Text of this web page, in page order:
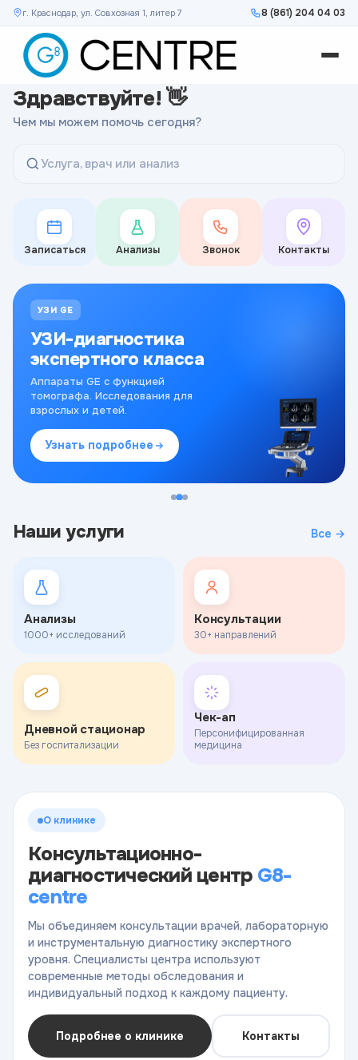
г. Краснодар, ул. Совхозная 1, литер 7 8 (861) 204 04 03
Здравствуйте! 👋
Чем мы можем помочь сегодня?
Услуга, врач или анализ
Записаться Анализы Звонок Контакты
УЗИ GE
УЗИ-диагностика
экспертного класса
Аппараты GE с функцией
томографа. Исследования для
взрослых и детей.
Узнать подробнее
Наши услуги Все →
Анализы
1000+ исследований
Консультации
30+ направлений
Дневной стационар
Без госпитализации
Чек-ап
Персонифицированная
медицина
О клинике
Консультационно-
диагностический центр G8-
centre
Мы объединяем консультации врачей, лабораторную
и инструментальную диагностику экспертного
уровня. Специалисты центра используют
современные методы обследования и
индивидуальный подход к каждому пациенту.
Подробнее о клинике Контакты